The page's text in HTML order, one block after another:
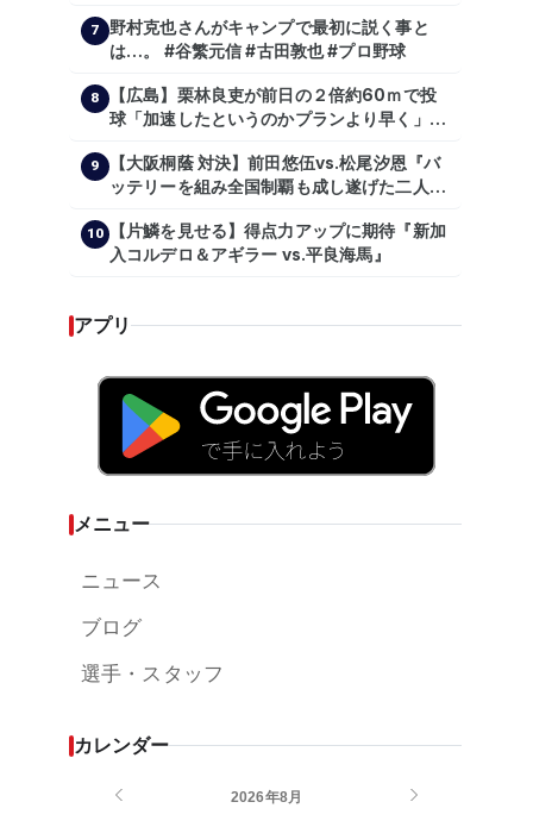
7
野村克也さんがキャンプで最初に説く事と
は…。 #谷繁元信 #古田敦也 #プロ野球
8
【広島】栗林良吏が前日の２倍約60ｍで投
球「加速したというのかプランより早く」自
9
【大阪桐蔭 対決】前田悠伍vs.松尾汐恩『バ
ッテリーを組み全国制覇も成し遂げた二人
10
【片鱗を見せる】得点力アップに期待『新加
入コルデロ＆アギラー vs.平良海馬』
アプリ
メニュー
ニュース
ブログ
選手・スタッフ
カレンダー
2026年8月